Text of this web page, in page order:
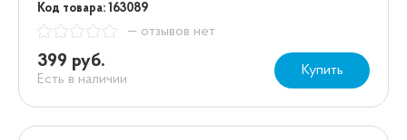
Код товара: 163089
— отзывов нет
399 руб.
Есть в наличии
Купить